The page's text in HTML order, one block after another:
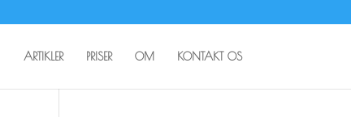
ARTIKLER PRISER OM KONTAKT OS